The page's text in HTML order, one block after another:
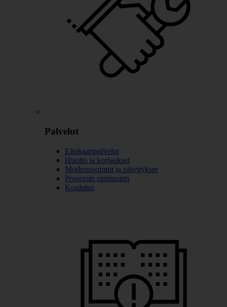
Palvelut
Elinkaaripalvelut
Huolto ja korjaukset
Modernisoinnit ja päivitykset
Prosessin optimointi
Koulutus